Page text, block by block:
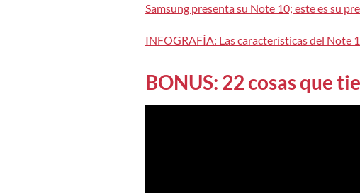
Samsung presenta su Note 10; este es su
INFOGRAFÍA: Las características del Note
BONUS: 22 cosas que